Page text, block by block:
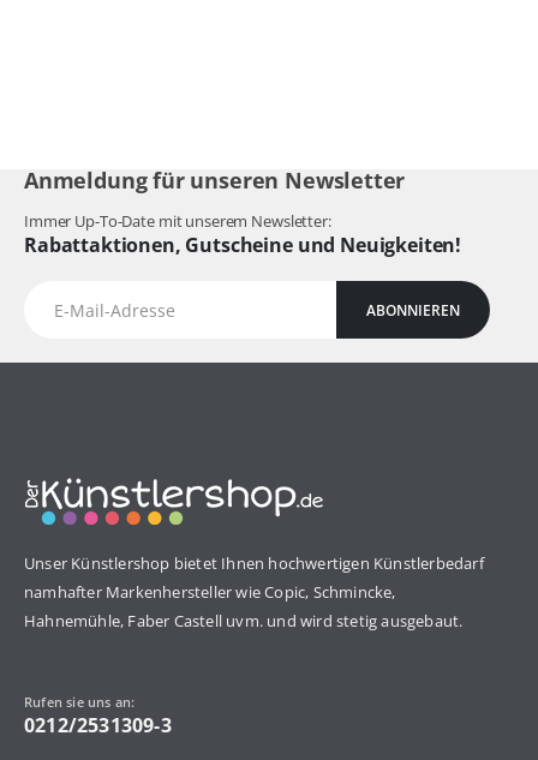
Anmeldung für unseren Newsletter
Immer Up-To-Date mit unserem Newsletter:
Rabattaktionen, Gutscheine und Neuigkeiten!
ABONNIEREN
Unser Künstlershop bietet Ihnen hochwertigen Künstlerbedarf
namhafter Markenhersteller wie Copic, Schmincke,
Hahnemühle, Faber Castell uvm. und wird stetig ausgebaut.
Rufen sie uns an:
0212/2531309-3